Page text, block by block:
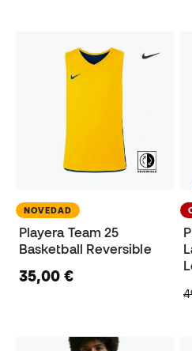
NOVEDAD
Playera Team 25
Basketball Reversible
35,00 €